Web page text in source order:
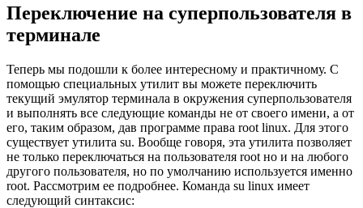
Переключение на суперпользователя в
терминале
Теперь мы подошли к более интересному и практичному. С
помощью специальных утилит вы можете переключить
текущий эмулятор терминала в окружения суперпользователя
и выполнять все следующие команды не от своего имени, а от
его, таким образом, дав программе права root linux. Для этого
существует утилита su. Вообще говоря, эта утилита позволяет
не только переключаться на пользователя root но и на любого
другого пользователя, но по умолчанию используется именно
root. Рассмотрим ее подробнее. Команда su linux имеет
следующий синтаксис: